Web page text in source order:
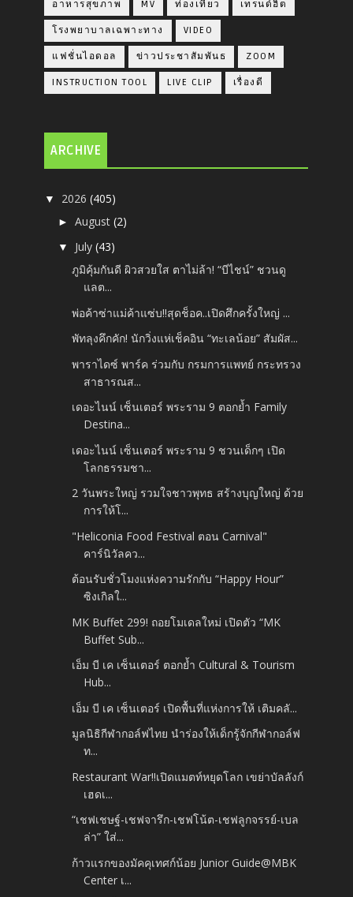
อาหารสุขภาพ MV ท่องเที่ยว เทรนด์ฮิต
โรงพยาบาลเฉพาะทาง VIDEO
แฟชั่นไอดอล ข่าวประชาสัมพันธ ZOOM
INSTRUCTION TOOL LIVE CLIP เรื่องดี
ARCHIVE
▼ 2026(405)
►August(2)
▼ July(43)
ภูมิคุ้มกันดี ผิวสวยใส ตาไม่ล้า! “บีไชน์” ชวนดู
แลต...
พ่อค้าซ่าแม่ค้าแซ่บ!!สุดช็อค..เปิดศึกครั้งใหญ่ ...
พัทลุงคึกคัก! นักวิ่งแห่เช็คอิน “ทะเลน้อย” สัมผัส...
พาราไดซ์ พาร์ค ร่วมกับ กรมการแพทย์ กระทรวง
สาธารณส...
เดอะไนน์ เซ็นเตอร์ พระราม 9 ตอกย้ำ Family
Destina...
เดอะไนน์ เซ็นเตอร์ พระราม 9 ชวนเด็กๆ เปิด
โลกธรรมชา...
2 วันพระใหญ่ รวมใจชาวพุทธ สร้างบุญใหญ่ ด้วย
การให้โ...
"Heliconia Food Festival ตอน Carnival"
คาร์นิวัลคว...
ต้อนรับชั่วโมงแห่งความรักกับ “Happy Hour”
ซิงเกิลใ...
MK Buffet 299! ถอยโมเดลใหม่ เปิดตัว “MK
Buffet Sub...
เอ็ม บี เค เซ็นเตอร์ ตอกย้ำ Cultural & Tourism
Hub...
เอ็ม บี เค เซ็นเตอร์ เปิดพื้นที่แห่งการให้ เติมคลั...
มูลนิธิกีฬากอล์ฟไทย นำร่องให้เด็กรู้จักกีฬากอล์ฟ
ท...
Restaurant War!!เปิดแมตท์หยุดโลก เขย่าบัลลังก์
เฮดเ...
“เชฟเชษฐ์-เชฟจารึก-เชฟโน้ต-เชฟลูกจรรย์-เบล
ล่า” ใส่...
ก้าวแรกของมัคคุเทศก์น้อย Junior Guide@MBK
Center เ...